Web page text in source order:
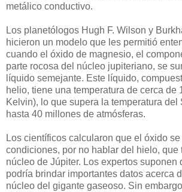
metálico conductivo.
Los planetólogos Hugh F. Wilson y
hicieron un modelo que les permitió
cuando el óxido de magnesio, el
parte rocosa del núcleo jupiteriano, se
líquido semejante. Este líquido,
helio, tiene una temperatura de cerca de
Kelvin), lo que supera la temperatura del
hasta 40 millones de atmósferas.
Los científicos calcularon que el óxido
condiciones, por no hablar del hielo, que
núcleo de Júpiter. Los expertos suponen
podría brindar importantes datos acerca
núcleo del gigante gaseoso. Sin